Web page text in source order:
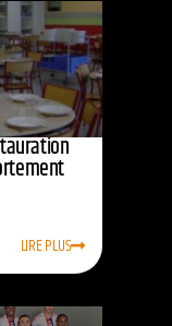
LIRE PLUS